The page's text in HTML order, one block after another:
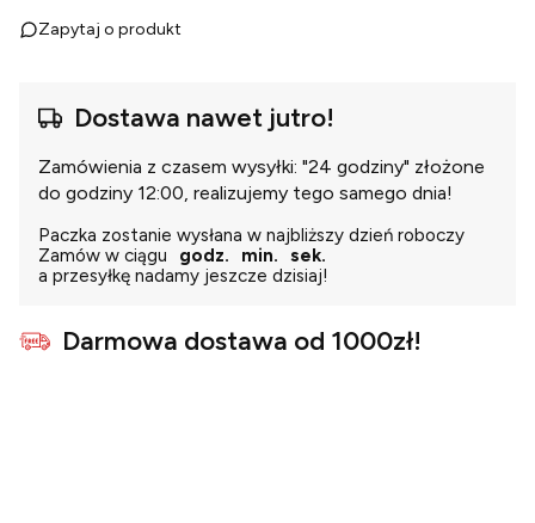
Zapytaj o produkt
Dostawa nawet jutro!
Zamówienia z czasem wysyłki: "24 godziny" złożone
do godziny 12:00, realizujemy tego samego dnia!
Paczka zostanie wysłana w najbliższy dzień roboczy
Zamów w ciągu
godz. min.
sek.
a przesyłkę nadamy jeszcze dzisiaj!
Darmowa dostawa od 1000zł!